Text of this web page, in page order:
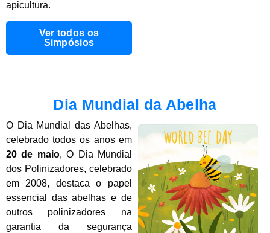
apicultura.
Ver todos os
Simpósios
Dia Mundial da Abelha
O Dia Mundial das Abelhas,
celebrado todos os anos em
20 de maio, O Dia Mundial
dos Polinizadores, celebrado
em 2008, destaca o papel
essencial das abelhas e de
outros polinizadores na
garantia da segurança